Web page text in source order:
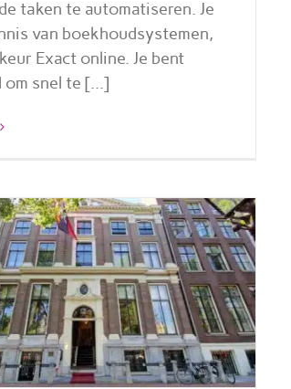
taken te automatiseren. Je
van boekhoudsystemen,
Exact online. Je bent
om snel te [...]